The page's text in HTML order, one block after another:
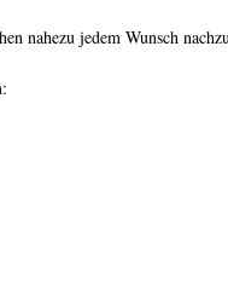
nahezu jedem Wunsch